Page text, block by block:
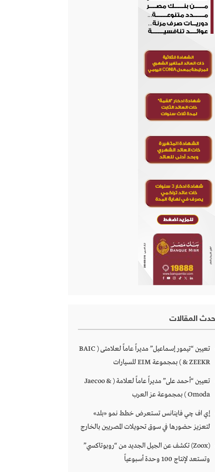
المقالات
تعيين “تيمور إسماعيل” مديراً عاماً لعلامتى ( BAIC
& ZEEKR ) بمجموعة EIM للسيارات
تعيين “أحمد على” مديراً عاماً لعلامة ( Jaecoo &
Omoda ) بمجموعة عز العرب
إي اف چي فاينانس تستعرض خطط نمو «بلد»
لتعزيز حضورها في سوق تحويلات المصريين بالخارج
(Zoox) تكشف عن الجيل الجديد من “روبوتاكسي”
وتستعد لإنتاج 100 وحدة أسبوعياً